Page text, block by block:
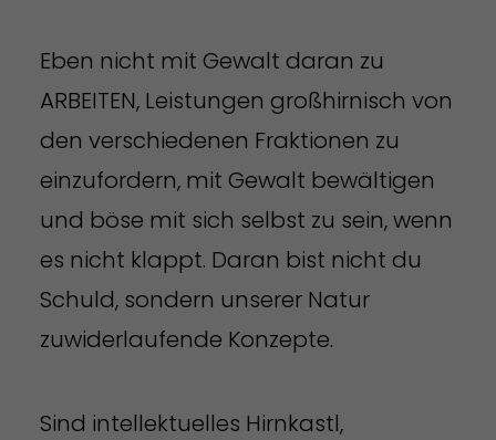
Eben nicht mit Gewalt daran zu
ARBEITEN, Leistungen großhirnisch von
den verschiedenen Fraktionen zu
einzufordern, mit Gewalt bewältigen
und böse mit sich selbst zu sein, wenn
es nicht klappt. Daran bist nicht du
Schuld, sondern unserer Natur
zuwiderlaufende Konzepte.
Sind intellektuelles Hirnkastl,